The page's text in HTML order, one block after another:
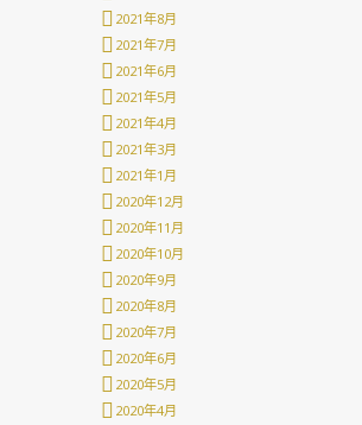
2021年8月
2021年7月
2021年6月
2021年5月
2021年4月
2021年3月
2021年1月
2020年12月
2020年11月
2020年10月
2020年9月
2020年8月
2020年7月
2020年6月
2020年5月
2020年4月